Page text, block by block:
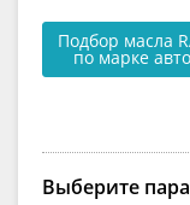
Подбор масла
по марке
Выберите